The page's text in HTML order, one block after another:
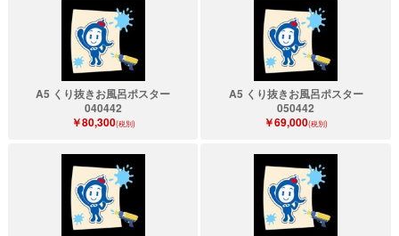
A5 くり抜きお風呂ポスター
040442
￥80,300(税別)
A5 くり抜きお風呂ポスター
050442
￥69,000(税別)